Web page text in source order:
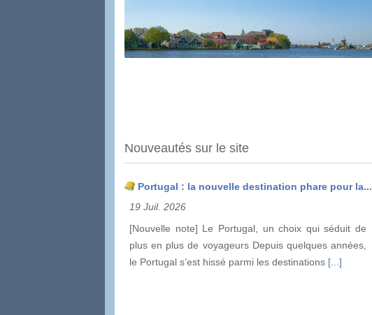
Nouveautés sur le site
Portugal : la nouvelle destination phare pour la...
19 Juil. 2026
[Nouvelle note] Le Portugal, un choix qui séduit de
plus en plus de voyageurs Depuis quelques années,
le Portugal s’est hissé parmi les destinations [...]